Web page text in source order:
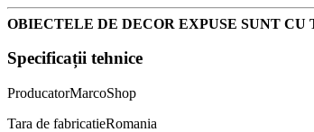
OBIECTELE DE DECOR EXPUSE SUNT
Specificații tehnice
ProducatorMarcoShop
Tara de fabricatieRomania